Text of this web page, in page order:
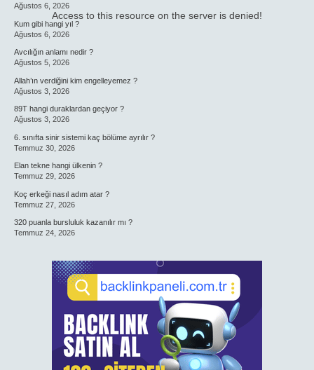
Ağustos 6, 2026
Kum gibi hangi yıl ?
Ağustos 6, 2026
Avcılığın anlamı nedir ?
Ağustos 5, 2026
Allah’ın verdiğini kim engelleyemez ?
Ağustos 3, 2026
89T hangi duraklardan geçiyor ?
Ağustos 3, 2026
6. sınıfta sinir sistemi kaç bölüme ayrılır ?
Temmuz 30, 2026
Elan tekne hangi ülkenin ?
Temmuz 29, 2026
Koç erkeği nasıl adım atar ?
Temmuz 27, 2026
320 puanla bursluluk kazanılır mı ?
Temmuz 24, 2026
Access to this resource on the server is denied!